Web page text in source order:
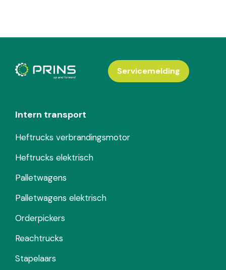
Intern transport
Heftrucks verbrandingsmotor
Heftrucks elektrisch
Palletwagens
Palletwagens elektrisch
Orderpickers
Reachtrucks
Stapelaars
Servicemelding